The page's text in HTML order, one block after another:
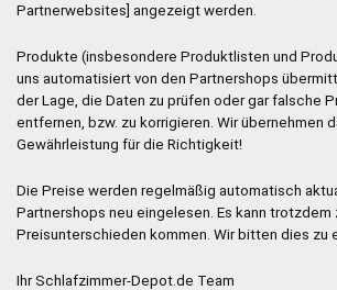
Partnerwebsites] angezeigt werden.
Produkte (insbesondere Produktlisten und
uns automatisiert von den Partnershops
der Lage, die Daten zu prüfen oder gar falsche
entfernen, bzw. zu korrigieren. Wir übernehmen
Gewährleistung für die Richtigkeit!
Die Preise werden regelmäßig automatisch
Partnershops neu eingelesen. Es kann trotzdem
Preisunterschieden kommen. Wir bitten dies zu
Ihr Schlafzimmer-Depot.de Team